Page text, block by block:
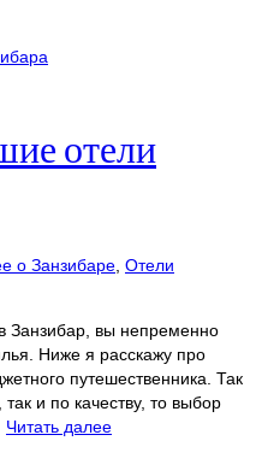
отели
о Занзибаре Отели
Занзибар, вы непременно
Ниже я расскажу про
путешественника. Так
и по качеству, то выбор
Читать далее